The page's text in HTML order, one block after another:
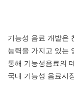
기능성 음료 개발은
능력을 가지고 있는
통해 기능성음료의
국내 기능성 음료시